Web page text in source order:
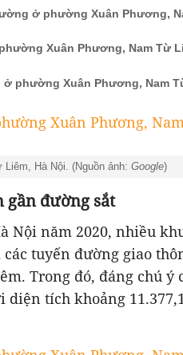
ở phường Xuân Phương,
Xuân Phương, Nam Từ
phường Xuân Phương, Nam
Hà Nội. (Nguồn ảnh: Google)
gần đường sắt
Nội năm 2020, nhiều
tuyến đường giao
Trong đó, đáng chú ý
tích khoảng